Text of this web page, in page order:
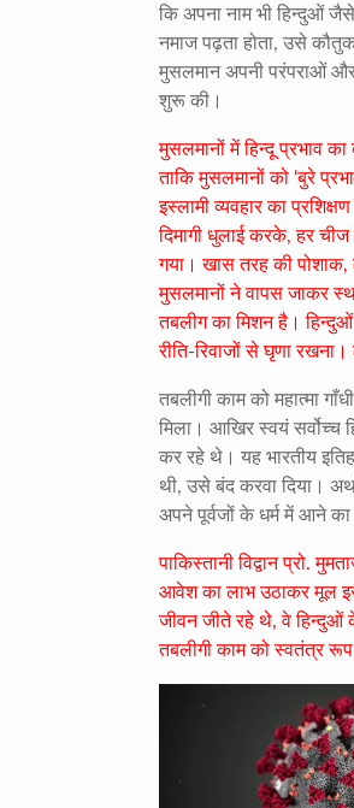
कि अपना नाम भी हिन्दुओं
नमाज पढ़ता होता, उसे
मुसलमान अपनी परंपराओं और
शुरू की।
मुसलमानों में हिन्दू प्रभाव
ताकि मुसलमानों को ‘बुरे
इस्लामी व्यवहार का
दिमागी धुलाई करके,हर चीज
गया। खास तरह की पोशाक,
मुसलमानों ने वापस जाकर
तबलीग का मिशन है।
रीति-रिवाजों से घृणा
तबलीगी काम को महात्मा
मिला। आखिर स्वयं सर्वोच्च
कर रहे थे। यह भारतीय
थी, उसे बंद करवा दिया।
अपने पूर्वजों के धर्म में आने का
पाकिस्तानी विद्वान प्रो.
आवेश का लाभ उठाकर मूल
जीवन जीते रहे थे,वे हिन्दुओं
तबलीगी काम को स्वतंत्र